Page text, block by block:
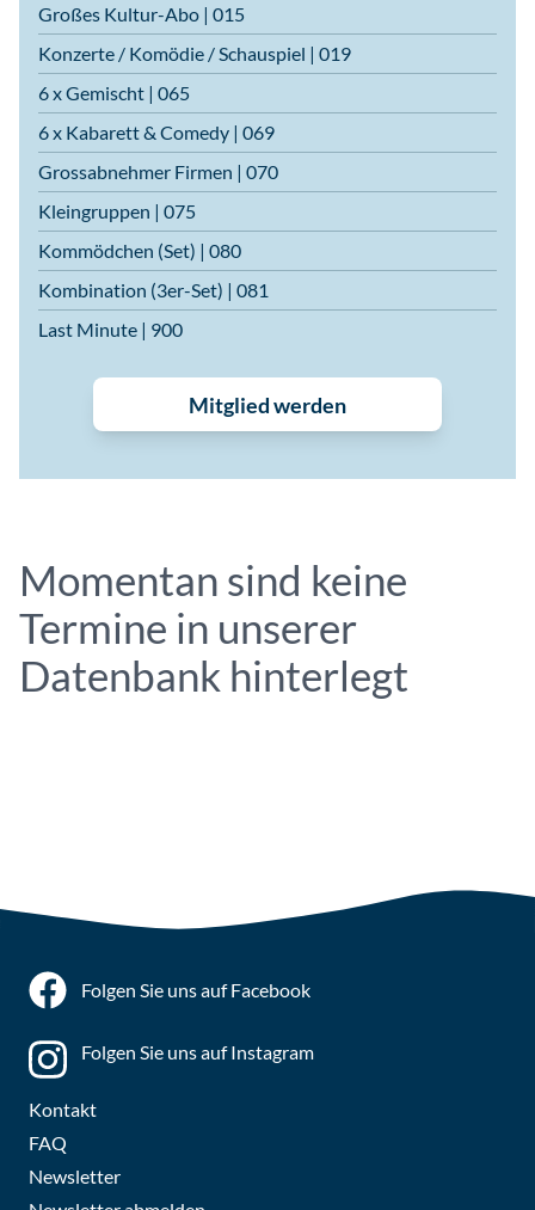
Großes Kultur-Abo | 015
Konzerte / Komödie / Schauspiel | 019
6 x Gemischt | 065
6 x Kabarett & Comedy | 069
Grossabnehmer Firmen | 070
Kleingruppen | 075
Kommödchen (Set) | 080
Kombination (3er-Set) | 081
Last Minute | 900
Mitglied werden
Momentan sind keine
Termine in unserer
Datenbank hinterlegt
Folgen Sie uns auf Facebook
Folgen Sie uns auf Instagram
Kontakt
FAQ
Newsletter